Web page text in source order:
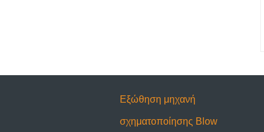
Εξώθηση μηχανή
σχηματοποίησης Blow